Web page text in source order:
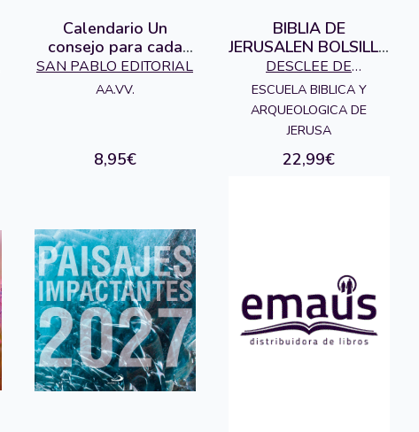
Calendario Un
consejo para cada
mes 2027
SAN PABLO EDITORIAL
AA.VV.
8,95€
BIBLIA DE
JERUSALEN BOLSILLO
CREMALLERA
5ªEDICION
DESCLEE DE
BROUWER S.A.,
EDITORIAL
ESCUELA BIBLICA Y
ARQUEOLOGICA DE
JERUSA
22,99€